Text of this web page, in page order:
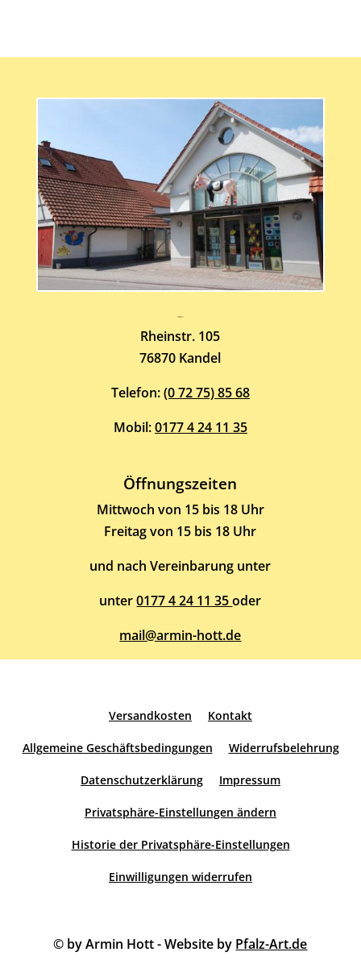
Rheinstr. 105
76870 Kandel
Telefon:(0 72 75) 85 68
Mobil:0177 4 24 11 35
Öffnungszeiten
Mittwoch von 15 bis 18 Uhr
Freitag von 15 bis 18 Uhr
und nach Vereinbarung unter
unter0177 4 24 11 35oder
mail@armin-hott.de
Versandkosten Kontakt
Allgemeine Geschäftsbedingungen Widerrufsbelehrung
Datenschutzerklärung Impressum
Privatsphäre-Einstellungen ändern
Historie der Privatsphäre-Einstellungen
Einwilligungen widerrufen
© by Armin Hott - Website by Pfalz-Art.de